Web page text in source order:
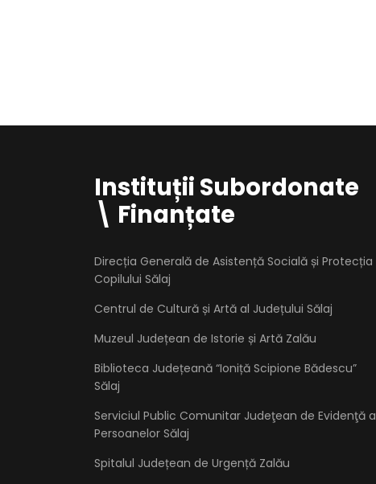
Instituții Subordonate
\ Finanțate
Direcția Generală de Asistență Socială și Protecția
Copilului Sălaj
Centrul de Cultură și Artă al Județului Sălaj
Muzeul Județean de Istorie și Artă Zalău
Biblioteca Județeană “Ioniță Scipione Bădescu”
Sălaj
Serviciul Public Comunitar Judeţean de Evidenţă a
Persoanelor Sălaj
Spitalul Județean de Urgență Zalău